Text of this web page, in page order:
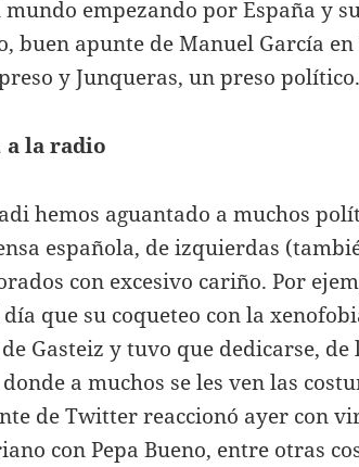
mundo empezando por España y
buen apunte de Manuel García
y Junqueras, un preso
a la radio
hemos aguantado a muchos
española, de izquierdas
con excesivo cariño. Por
que su coqueteo con la
Gasteiz y tuvo que dedicarse,
a muchos se les ven las
de Twitter reaccionó ayer con
con Pepa Bueno, entre otras